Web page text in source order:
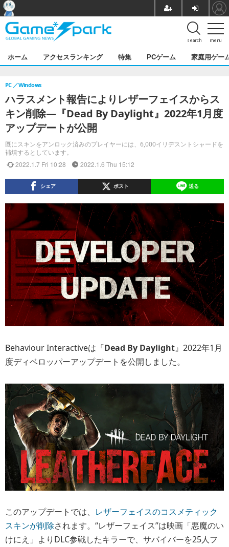
menu
search
ホーム アクセスランキング 特集 PCゲーム 家庭用ゲー
ハラスメント報告によりレザーフェイスからス
キン削除―『Dead By Daylight』2022年1月度
アップデートが公開
既にスキンをアンロック済みのプレイヤーには、6,000イリデスントシャードを
補填するとしています。
PC Windows
2022.1.7 Fri 10:28 2022.1.6 Thu 15:12
シェア ポスト 送る
Behaviour Interactiveは『Dead By Daylight』2022年1月
度ディベロッパーアップデートを公開しました。
このアップデートでは、 レザーフェイスのコスメティック
スキンが削除されます。“レザーフェイス”は映画「悪魔のい
けにえ」よりDLC参戦したキラーで、サバイバーを25人フ